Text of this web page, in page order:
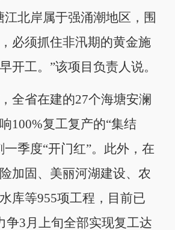
江北岸属于强涌潮地区，围
必须抓住非汛期的黄金施
开工。”该项目负责人说。
省在建的27个海塘安澜
100%复工复产的“集结
一季度“开门红”。此外，在
加固、美丽河湖建设、农
库等955项工程，目前已
争3月上旬全部实现复工达